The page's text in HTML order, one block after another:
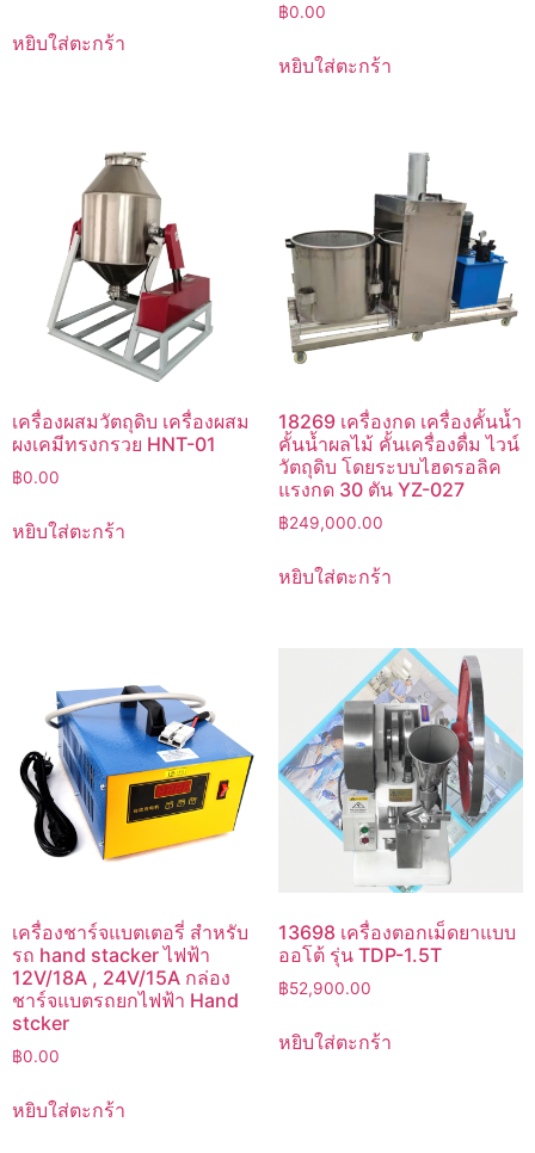
หยิบใส่ตะกร้า
฿0.00
หยิบใส่ตะกร้า
เครื่องผสมวัตถุดิบ เครื่องผสม
ผงเคมีทรงกรวย HNT-01
฿0.00
หยิบใส่ตะกร้า
18269 เครื่องกด เครื่องคั้นน้ำ
คั้นน้ำผลไม้ คั้นเครื่องดื่ม ไวน์
วัตถุดิบ โดยระบบไฮดรอลิค
แรงกด 30 ตัน YZ-027
฿249,000.00
หยิบใส่ตะกร้า
เครื่องชาร์จแบตเตอรี่ สำหรับ
รถ hand stacker ไฟฟ้า
12V/18A , 24V/15A กล่อง
ชาร์จแบตรถยกไฟฟ้า Hand
stcker
฿0.00
หยิบใส่ตะกร้า
13698 เครื่องตอกเม็ดยาแบบ
ออโต้ รุ่น TDP-1.5T
฿52,900.00
หยิบใส่ตะกร้า